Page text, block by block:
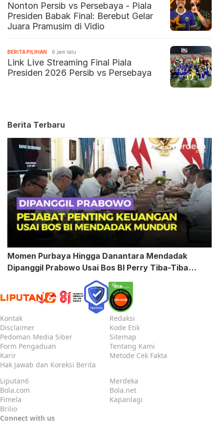
Nonton Persib vs Persebaya - Piala
Presiden Babak Final: Berebut Gelar
Juara Pramusim di Vidio
BERITA PILIHAN 6 jam lalu
Link Live Streaming Final Piala
Presiden 2026 Persib vs Persebaya
Berita Terbaru
Momen Purbaya Hingga Danantara Mendadak
Dipanggil Prabowo Usai Bos BI Perry Tiba-Tiba
Kontak
Redaksi
Disclaimer
Kode Etik
Pedoman Media Siber
Sitemap
Form Pengaduan
Tentang Kami
Karir
Metode Cek Fakta
Hak Jawab dan Koreksi Berita
Liputan6
Merdeka
Bola.com
Bola.net
Fimela
Kapanlagi
Brilio
Connect with us